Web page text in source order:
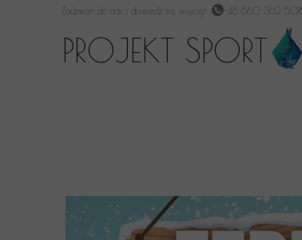
Zadzwoń do nas i dowiedz się więcej! +48 880 362 508
PROJEKT SPORT